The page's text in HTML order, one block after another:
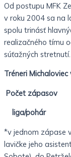
Od postupu MFK
v roku 2004 sa na
spolu trinásť
realizačného tímu
súťažných stretnutí.
Tréneri
Počet zápasov
liga/pohár
*v jednom zápase
lavičke jeho